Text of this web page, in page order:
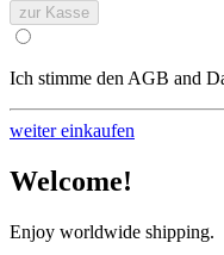
zur Kasse
Ich stimme den AGB and
weiter einkaufen
Welcome!
Enjoy worldwide shipping.